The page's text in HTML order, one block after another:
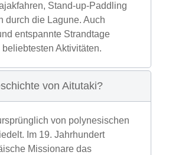
Stand-up-Paddling
durch die Lagune. Auch
entspannte Strandtage
Aktivitäten.
von Aitutaki?
von polynesischen
Im 19. Jahrhundert
Missionare das